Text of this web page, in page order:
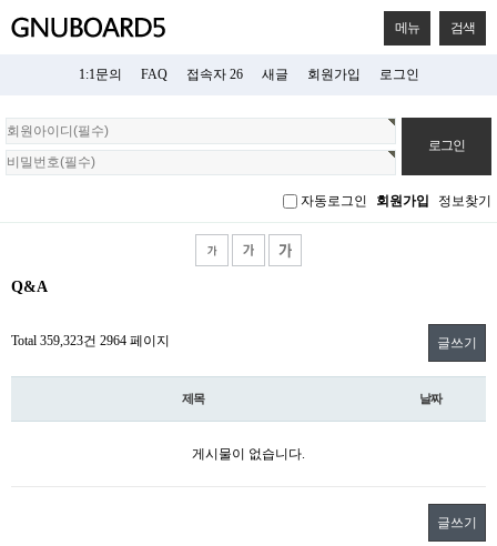
메뉴 검색
1:1문의 FAQ 접속자 26 새글 회원가입 로그인
회
원
로
자동로그인 회원가입 정보찾기
Q&A
Total 359,323건 2964 페이지 글쓰기
제목 날짜
게시물이 없습니다.
글쓰기